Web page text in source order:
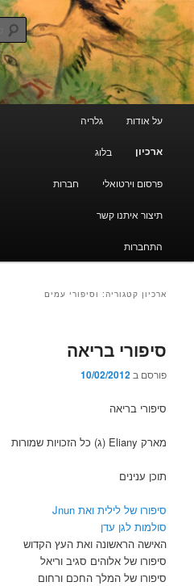
עבור
לתוכן
הראשי
מעבר
לתוכן
משני
ארכיון מרוקאי יהודי
גלריה קוד פתוח
על אודות גלריה
ארכיון בלוג
פרסום וירטואלי חברות
תיצור איתנו קשר
התחברות
ארכיון קטגוריה: וסיפורי עמים
סיפורי בריאה
פורסם ב10/02/2012
סיפורי בריאה
מארק Eliany (ג) כל הזכויות שמורות
תוכן ענינים
סיפורו של לילית ואת Jnun
סולמות לגן עדן
האישה הראשונה ואת העץ הקדוש
סיפורו של אלוהים סגיב וריאל
סיפורו של המלך החכם ורחום